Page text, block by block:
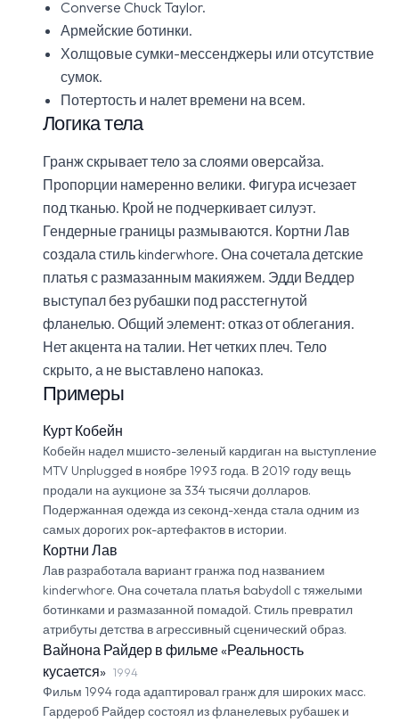
Converse Chuck Taylor.
Армейские ботинки.
Холщовые сумки-мессенджеры или отсутствие
сумок.
Потертость и налет времени на всем.
Логика тела
Гранж скрывает тело за слоями оверсайза.
Пропорции намеренно велики. Фигура исчезает
под тканью. Крой не подчеркивает силуэт.
Гендерные границы размываются. Кортни Лав
создала стиль kinderwhore. Она сочетала детские
платья с размазанным макияжем. Эдди Веддер
выступал без рубашки под расстегнутой
фланелью. Общий элемент: отказ от облегания.
Нет акцента на талии. Нет четких плеч. Тело
скрыто, а не выставлено напоказ.
Примеры
Курт Кобейн
Кобейн надел мшисто-зеленый кардиган на выступление
MTV Unplugged в ноябре 1993 года. В 2019 году вещь
продали на аукционе за 334 тысячи долларов.
Подержанная одежда из секонд-хенда стала одним из
самых дорогих рок-артефактов в истории.
Кортни Лав
Лав разработала вариант гранжа под названием
kinderwhore. Она сочетала платья babydoll с тяжелыми
ботинками и размазанной помадой. Стиль превратил
атрибуты детства в агрессивный сценический образ.
Вайнона Райдер в фильме «Реальность
кусается» 1994
Фильм 1994 года адаптировал гранж для широких масс.
Гардероб Райдер состоял из фланелевых рубашек и